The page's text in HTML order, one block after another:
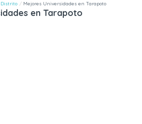
Mejores Universidades en Tarapoto
en Tarapoto